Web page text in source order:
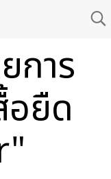
การ
อยืด